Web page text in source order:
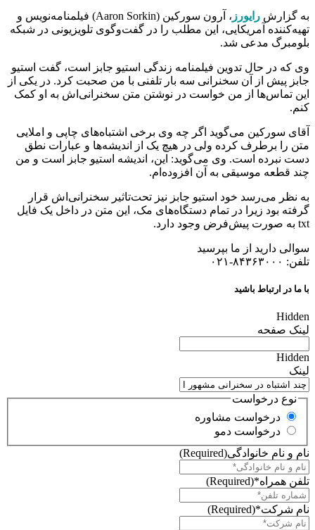
به گزارش رایورز
، آرون سورکین (Aaron Sorkin) فیلمنامه‌نویس و
تهیه‌کننده آمریکایی، این مطلب را در گفت‌وگوی تلویزیونی در شبکه
بلومبرگ مدعی شد.
وی که در حال تدوین فیلمنامه زندگی استیو جابز است، گفت استیو
جابز پیش از آن سخنرانی سه بار تلفنی با من صحبت کرد. در یکی از
این تماس‌ها از من خواست در نوشتن متن سخنرانی‌اش به او کمک
کنم.
آقای سورکین می‌گوید اگر چه وی برخی اشتباه‌های چاپی و املایی
متن را برطرف کرده ولی در هیچ یک از اندیشه‌ها و عبارات نطق
دست نبرده است. وی می‌گوید: این، اندیشه استیو جابز است و من
چند قطعه موسیقی به آن افزوده‌ام.
به نظر می‌رسد خود استیو جابز نیز تحت‌تاثیر سخنرانی‌اش قرار
گرفته بود زیرا در تمام دستگاه‌های مک، این متن در داخل یک فایل
txt به صورت پیش‌فرض وجود دارد.
سوالی دارید از ما بپرسید
تلفن: ۸۴۳۶۳۰۰۰-۰۲۱
با ما در ارتباط باشید
Hidden
لینک صفحه
Hidden
لینک
نوع درخواست
درخواست مشاوره
درخواست دمو
نام و نام خانوادگی(Required)
تلفن همراه*(Required)
نام شرکت*(Required)